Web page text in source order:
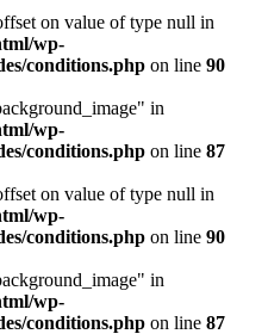
on value of type null in
wp-
conditions.php on line 90
in
wp-
conditions.php on line 87
on value of type null in
wp-
conditions.php on line 90
in
wp-
conditions.php on line 87